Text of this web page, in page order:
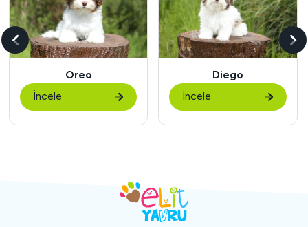
Diego
İncele
Gigi
İncele
Önceki
göster